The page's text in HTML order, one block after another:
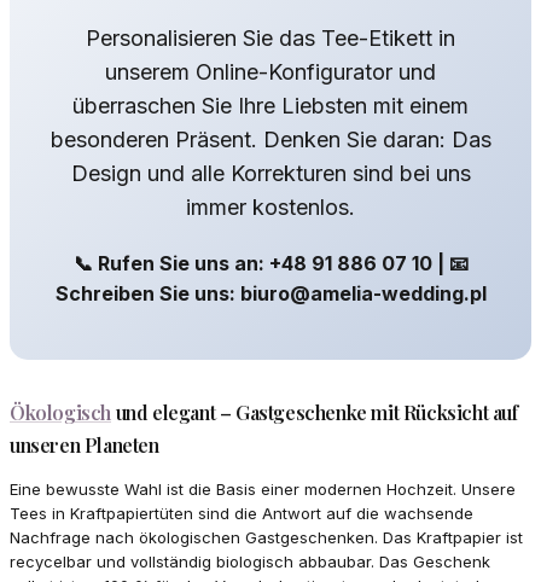
Personalisieren Sie das Tee-Etikett in
unserem Online-Konfigurator und
überraschen Sie Ihre Liebsten mit einem
besonderen Präsent. Denken Sie daran: Das
Design und alle Korrekturen sind bei uns
immer kostenlos.
📞 Rufen Sie uns an: +48 91 886 07 10 | 📧
Schreiben Sie uns: biuro@amelia-wedding.pl
Ökologisch und elegant – Gastgeschenke mit Rücksicht auf
unseren Planeten
Eine bewusste Wahl ist die Basis einer modernen Hochzeit. Unsere
Tees in Kraftpapiertüten sind die Antwort auf die wachsende
Nachfrage nach ökologischen Gastgeschenken. Das Kraftpapier ist
recycelbar und vollständig biologisch abbaubar. Das Geschenk